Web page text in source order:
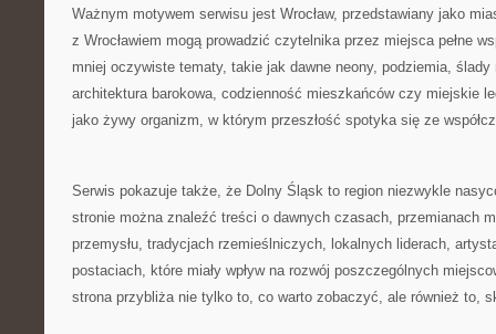
Ważnym motywem serwisu jest Wrocław, przedstawiany jako
z Wrocławiem mogą prowadzić czytelnika przez miejsca pełne
mniej oczywiste tematy, takie jak dawne neony, podziemia, ślady
architektura barokowa, codzienność mieszkańców czy miejskie
jako żywy organizm, w którym przeszłość spotyka się ze
Serwis pokazuje także, że Dolny Śląsk to region niezwykle
stronie można znaleźć treści o dawnych czasach, przemianach
przemysłu, tradycjach rzemieślniczych, lokalnych liderach,
postaciach, które miały wpływ na rozwój poszczególnych
strona przybliża nie tylko to, co warto zobaczyć, ale również to,